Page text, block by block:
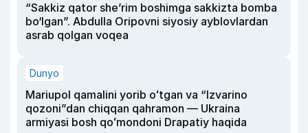
“Sakkiz qator she’rim boshimga sakkizta bomba
bo‘lgan”. Abdulla Oripovni siyosiy ayblovlardan
asrab qolgan voqea
Dunyo
Mariupol qamalini yorib oʻtgan va “Izvarino
qozoni”dan chiqqan qahramon — Ukraina
armiyasi bosh qoʻmondoni Drapatiy haqida